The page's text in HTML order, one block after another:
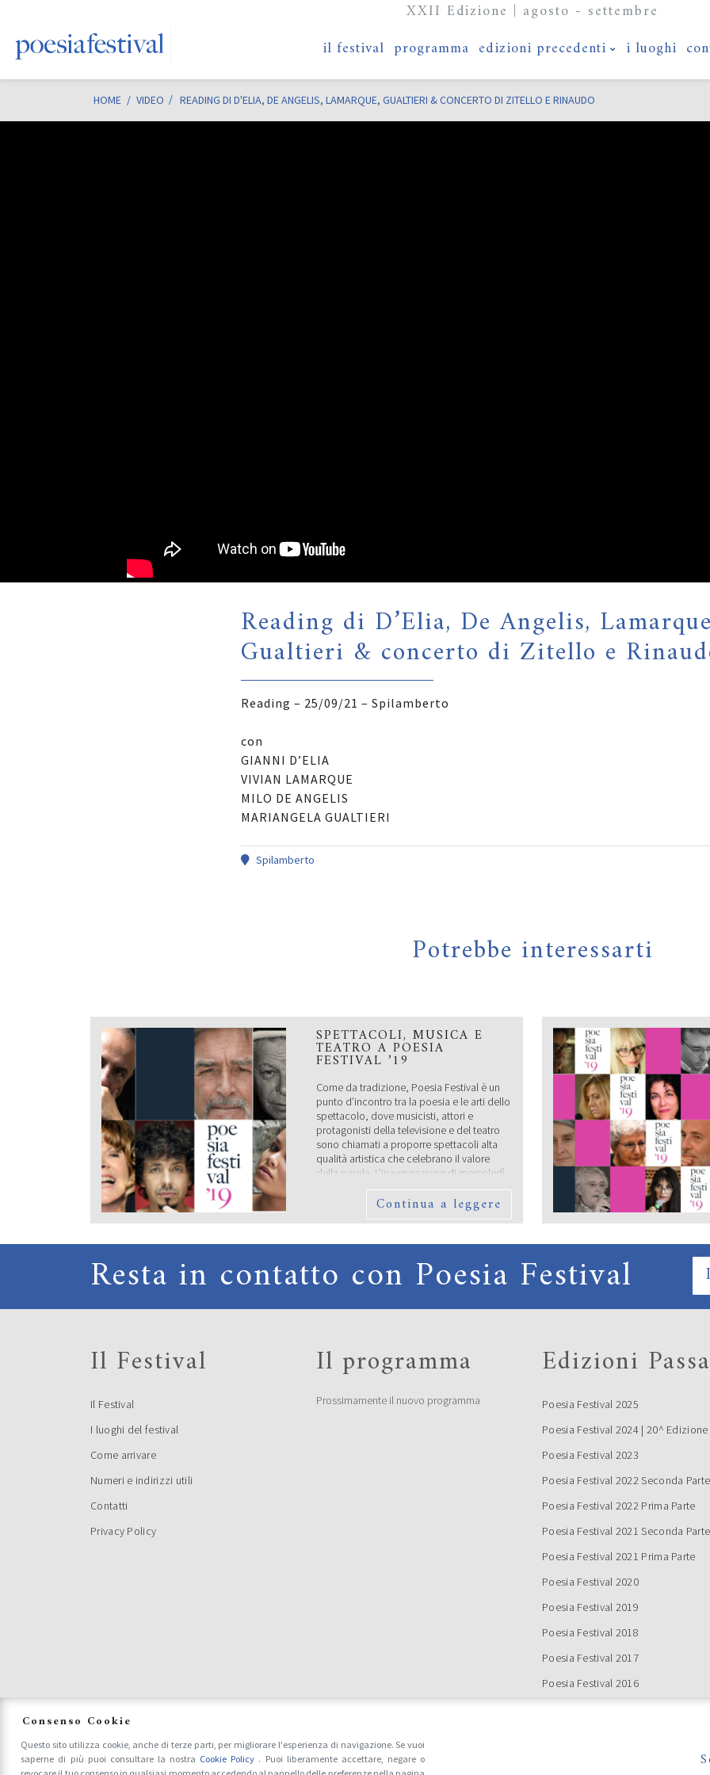
XXII Edizione | agosto - settembre
il festival programma edizioni precedenti i luoghi
HOME / VIDEO READING DI D'ELIA, DE ANGELIS, LAMARQUE, GUALTIERI & CONCERTO DI ZITELLO E RINAUDO
Reading di D’Elia, De Angelis,
Gualtieri & concerto di Zitello e
Reading – 25/09/21 – Spilamberto
con
GIANNI D’ELIA
VIVIAN LAMARQUE
MILO DE ANGELIS
MARIANGELA GUALTIERI
Spilamberto
Potrebbe interessarti
SPETTACOLI, MUSICA E
TEATRO A POESIA
FESTIVAL ’19
Come da tradizione, Poesia Festival è un
punto d’incontro tra la poesia e le arti dello
spettacolo, dove musicisti, attori e
protagonisti della televisione e del teatro
sono chiamati a proporre spettacoli alta
qualità artistica che celebrano il valore
della parola. L’inaugurazione di mercoledì
19 settembre a Vignola vedrà protagonista
un gigante della canzone italiana come
Continua a leggere
DI CASTELLI”: I VINCITORI
La giuria composta da Roberto Alperoli,
Ghermandi, Emilio Rentocchini, Marco
Santagata (Presidente) e Licia Miani Beggi
(Segretaria della Giuria) ha scelto di
di poesia Under 35 “Terre di Castelli” 2019,
SECONDA PARTE
Saremo a breve online con il programma
della seconda parte di Poesia Festival, da
Resta in contatto con Poesia Festival
Il Festival
Il Festival
I luoghi del festival
Come arrivare
Numeri e indirizzi utili
Contatti
Privacy Policy
Il programma
Prossimamente il nuovo programma
Edizioni
Poesia Festival 2025
Poesia Festival 2024 | 20^ Edizione
Poesia Festival 2023
Poesia Festival 2022 Seconda Parte
Poesia Festival 2022 Prima Parte
Poesia Festival 2021 Seconda Parte
Poesia Festival 2021 Prima Parte
Poesia Festival 2020
Poesia Festival 2019
Poesia Festival 2018
Poesia Festival 2017
Poesia Festival 2016
Consenso Cookie
Questo sito utilizza cookie, anche di terze parti, per migliorare l'esperienza di navigazione. Se vuoi
saperne di più puoi consultare la nostra Cookie Policy . Puoi liberamente accettare, negare o